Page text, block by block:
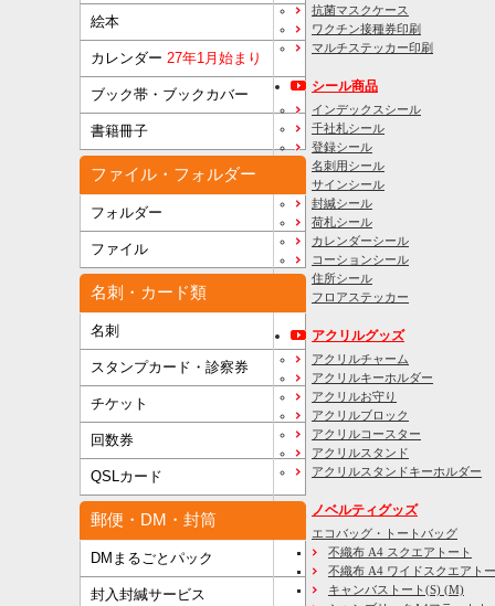
絵本
カレンダー 27年1月始まり
ブック帯・ブックカバー
書籍冊子
ファイル・フォルダー
フォルダー
ファイル
名刺・カード類
名刺
スタンプカード・診察券
チケット
回数券
QSLカード
郵便・DM・封筒
DMまるごとパック
封入封緘サービス
抗菌マスクケース
ワクチン接種券印刷
マルチステッカー印刷
シール商品
インデックスシール
千社札シール
登録シール
名刺用シール
サインシール
封緘シール
荷札シール
カレンダーシール
コーションシール
住所シール
フロアステッカー
アクリルグッズ
アクリルチャーム
アクリルキーホルダー
アクリルお守り
アクリルブロック
アクリルコースター
アクリルスタンド
アクリルスタンドキーホルダー
ノベルティグッズ
エコバッグ・トートバッグ
不織布 A4 スクエアトート
不織布 A4 ワイドスクエアト
キャンバストート(S) (M)